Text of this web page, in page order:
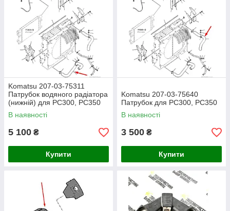
Komatsu 207-03-75311
Патрубок водяного радіатора
(нижній) для PC300, PC350
В наявності
5 100 ₴
Купити
Komatsu 207-03-75640
Патрубок для PC300, PC350
В наявності
3 500 ₴
Купити